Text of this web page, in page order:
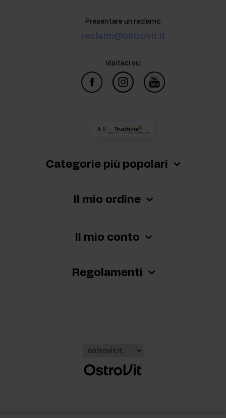
Categorie più popolari
Il mio ordine
Il mio conto
Regolamenti
Presentare un reclamo
reclami@ostrovit.it
Visitaci su:
4.9
Basato su 73 015 recensioni di tutti i tempi